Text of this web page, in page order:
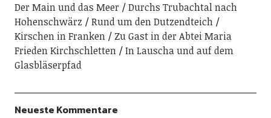
Der Main und das Meer
Durchs Trubachtal nach
Hohenschwärz
Rund um den Dutzendteich
Kirschen in Franken
Zu Gast in der Abtei Maria
Frieden Kirchschletten
In Lauscha und auf dem
Glasbläserpfad
Neueste Kommentare